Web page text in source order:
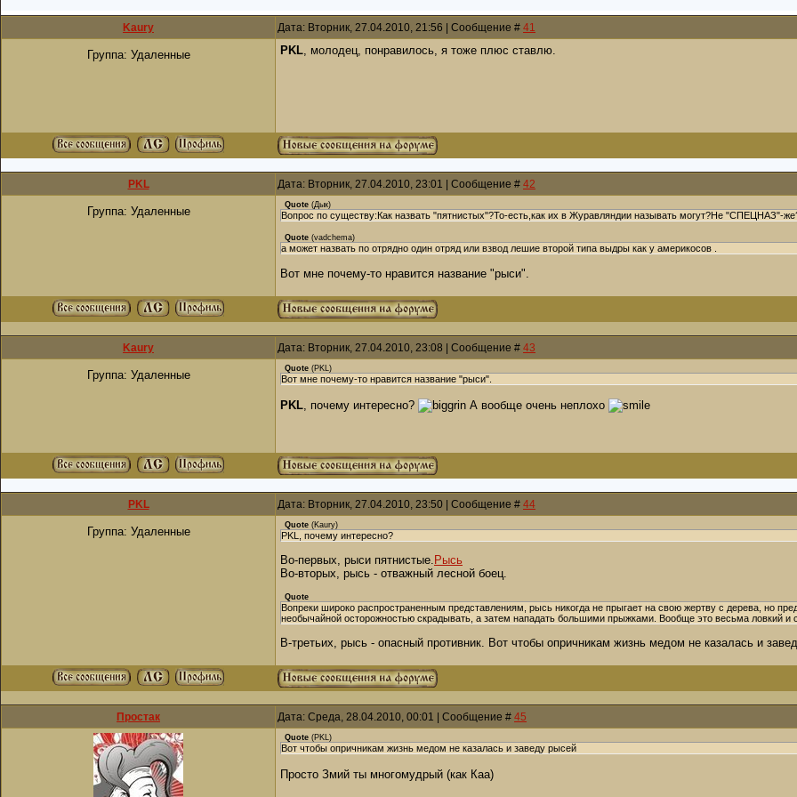
Kaury Дата: Вторник, 27.04.2010, 21:56 | Сообщение # 41
Группа: Удаленные PKL, молодец, понравилось, я тоже плюс ставлю.
PKL Дата: Вторник, 27.04.2010, 23:01 | Сообщение # 42
Группа: Удаленные Quote (Дык)
Вопрос по существу:Как назвать "пятнистых"?То-есть,как их в Журавляндии называть могут?Не "СПЕЦНАЗ"-
Quote (vadchema)
а может назвать по отрядно один отряд или взвод лешие второй типа выдры как у америкосов .
Вот мне почему-то нравится название "рыси".
Kaury Дата: Вторник, 27.04.2010, 23:08 | Сообщение # 43
Группа: Удаленные Quote (PKL)
Вот мне почему-то нравится название "рыси".
PKL, почему интересно? А вообще очень неплохо
PKL Дата: Вторник, 27.04.2010, 23:50 | Сообщение # 44
Группа: Удаленные Quote (Kaury)
PKL, почему интересно?
Во-первых, рыси пятнистые. Рысь
Во-вторых, рысь - отважный лесной боец.
Quote
Вопреки широко распространенным представлениям, рысь никогда не прыгает на свою жертву с дерева, но
необычайной осторожностью скрадывать, а затем нападать большими прыжками. Вообще это весьма ловкий и
В-третьих, рысь - опасный противник. Вот чтобы опричникам жизнь медом не казалась и
Простак Дата: Среда, 28.04.2010, 00:01 | Сообщение # 45
Quote (PKL)
Вот чтобы опричникам жизнь медом не казалась и заведу рысей
Просто Змий ты многомудрый (как Каа)